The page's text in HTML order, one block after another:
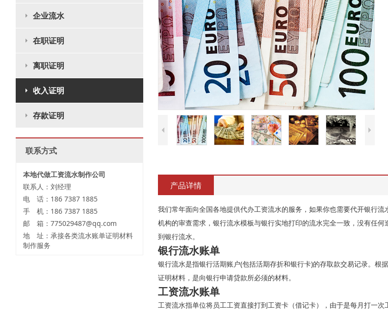
企业流水
在职证明
离职证明
收入证明
存款证明
联系方式
本地代做工资流水制作公司
联系人：刘经理
电 话：186 7387 1885
手 机：186 7387 1885
邮 箱：775029487@qq.com
地 址：承接各类流水账单证明材料
制作服务
产品详情
我们常年面向全国各地提供代办工资流水的服务，如果你也需要代开银行
机构的审查需求，银行流水模板与银行实地打印的流水完全一致，没有任
到银行流水。
银行流水账单
银行流水是指银行活期账户(包括活期存折和银行卡)的存取款交易记录。
证明材料，是向银行申请贷款所必须的材料。
工资流水账单
工资流水指单位将员工工资直接打到工资卡（借记卡），由于是每月打一